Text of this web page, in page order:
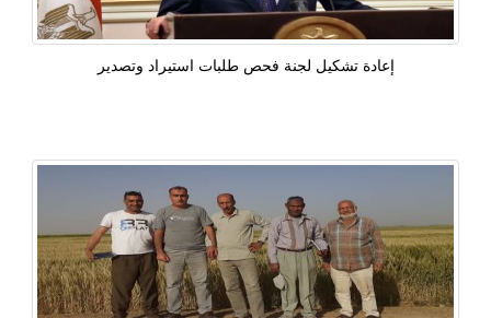
إعادة تشكيل لجنة فحص طلبات استيراد وتصدير